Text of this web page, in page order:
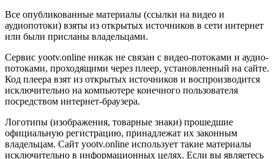
Все опубликованные материалы (ссылки на видео и
аудиопотоки) взяты из открытых источников в сети интернет
или были присланы владельцами.
Сервис yootv.online никак не связан с видео-потоками и аудио-
потоками, проходящими через плеер, установленный на сайте.
Код плеера взят из открытых источников и воспроизводится
исключительно на компьютере конечного пользователя
посредством интернет-браузера.
Логотипы (изображения, товарные знаки) прошедшие
официальную регистрацию, принадлежат их законным
владельцам. Сайт yootv.online использует такие материалы
исключительно в информационных целях. Если вы являетесь